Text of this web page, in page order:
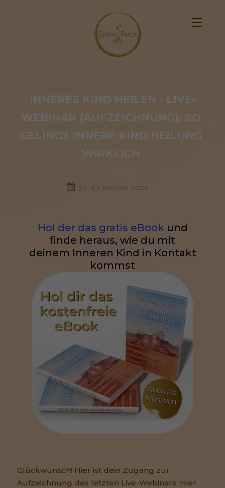
INNERES KIND HEILEN - LIVE-
WEBINAR (AUFZEICHNUNG): SO
GELINGT INNERE KIND HEILUNG
WIRKLICH
27. FEBRUAR 2025
Hol der das gratis eBook und
finde heraus, wie du mit
deinem Inneren Kind in Kontakt
kommst
Glückwunsch! Hier ist dein Zugang zur
Aufzeichnung des letzten Live-Webinars. Hier